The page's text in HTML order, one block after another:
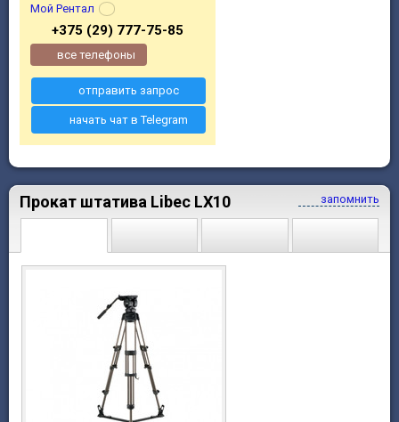
Мой Рентал
+375 (29) 777-75-85
все телефоны
отправить запрос
начать чат в Telegram
запомнить
Прокат штатива Libec LX10